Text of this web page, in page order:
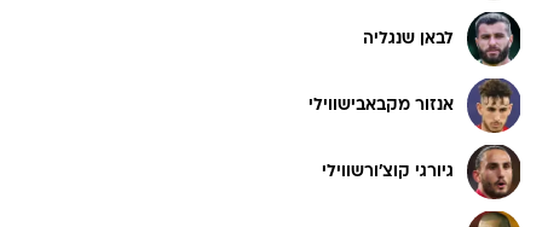
לבאן שנגליה
אנזור מקבאבישווילי
גיורגי קוצ'ורשווילי